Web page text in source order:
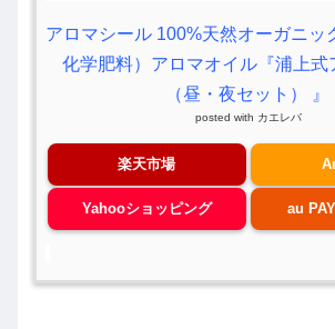
アロマシール 100%天然オーガニッ
化学肥料）アロマオイル『浦上式
（昼・夜セット） 』
posted with カエレバ
楽天市場
Yahooショッピング au